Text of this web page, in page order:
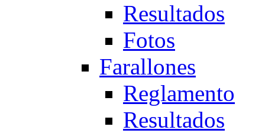
Resultados
Fotos
Farallones
Reglamento
Resultados